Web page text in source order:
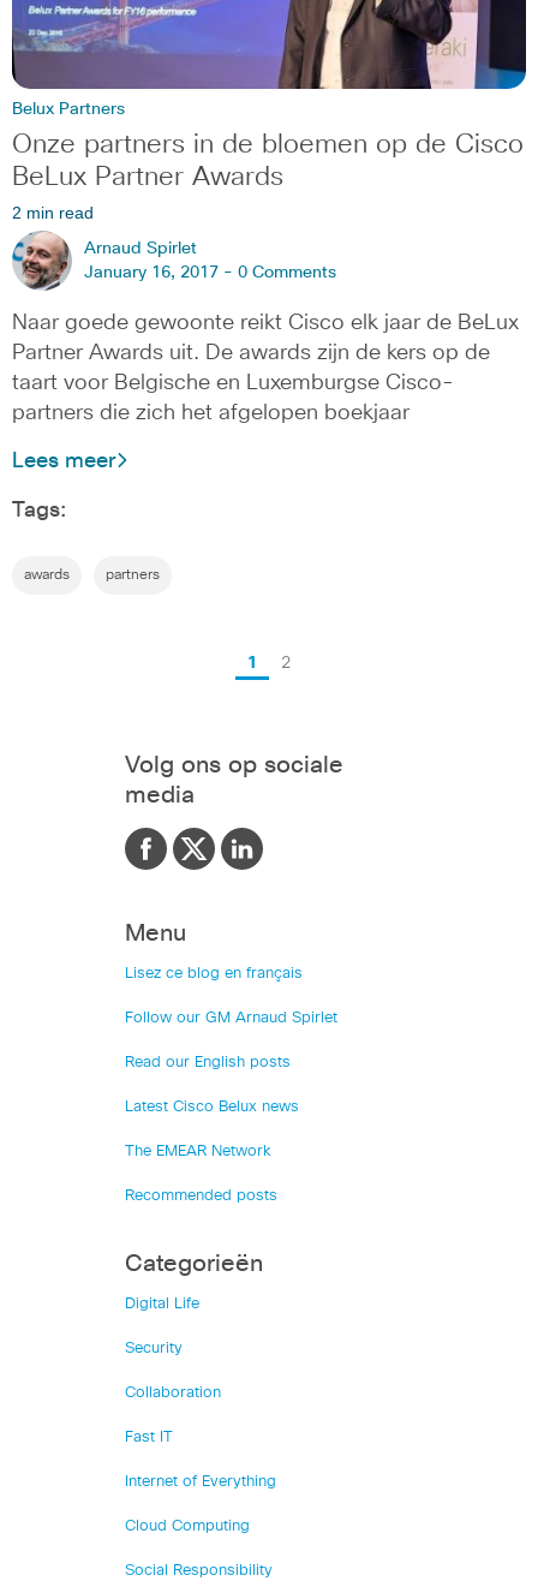
Belux Partners
Onze partners in de bloemen op de Cisco
BeLux Partner Awards
2 min read
Arnaud Spirlet
January 16, 2017 - 0 Comments
Naar goede gewoonte reikt Cisco elk jaar de BeLux
Partner Awards uit. De awards zijn de kers op de
taart voor Belgische en Luxemburgse Cisco-
partners die zich het afgelopen boekjaar
Lees meer
Tags:
awards partners
1 2
Volg ons op sociale
media
Menu
Lisez ce blog en français
Follow our GM Arnaud Spirlet
Read our English posts
Latest Cisco Belux news
The EMEAR Network
Recommended posts
Categorieën
Digital Life
Security
Collaboration
Fast IT
Internet of Everything
Cloud Computing
Social Responsibility